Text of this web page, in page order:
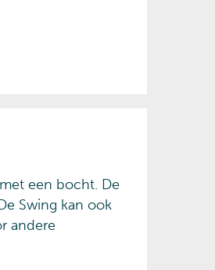
een bocht. De
Swing kan ook
andere